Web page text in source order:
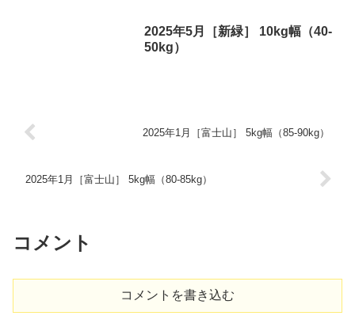
2025年5月［新緑］ 10kg幅（40-
50kg）
2025年1月［富士山］ 5kg幅（85-90kg）
2025年1月［富士山］ 5kg幅（80-85kg）
コメント
コメントを書き込む